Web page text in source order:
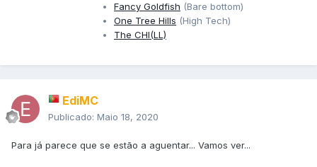
Fancy Goldfish (Bare bottom)
One Tree Hills (High Tech)
The CHI(LL)
EdiMC
Publicado: Maio 18, 2020
Para já parece que se estão a aguentar... Vamos ver...